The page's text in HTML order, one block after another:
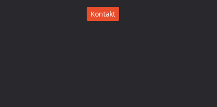
Kontakt